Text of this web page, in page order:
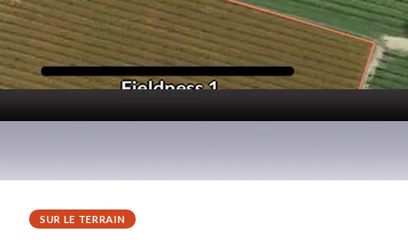
SUR LE TERRAIN